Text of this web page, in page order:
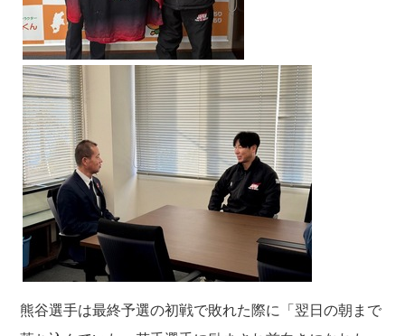
熊谷選手は最終予選の初戦で敗れた際に「翌日の朝まで